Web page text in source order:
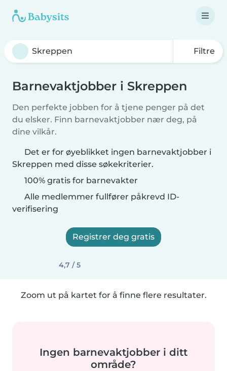
Filtre
Barnevaktjobber i Skreppen
Den perfekte jobben for å tjene penger på det
du elsker. Finn barnevaktjobber nær deg, på
dine vilkår.
Det er for øyeblikket ingen barnevaktjobber i
Skreppen med disse søkekriterier.
100% gratis for barnevakter
Alle medlemmer fullfører påkrevd ID-
verifisering
Registrer deg gratis
4,7 / 5
Zoom ut på kartet for å finne flere resultater.
Ingen barnevaktjobber i ditt
område?